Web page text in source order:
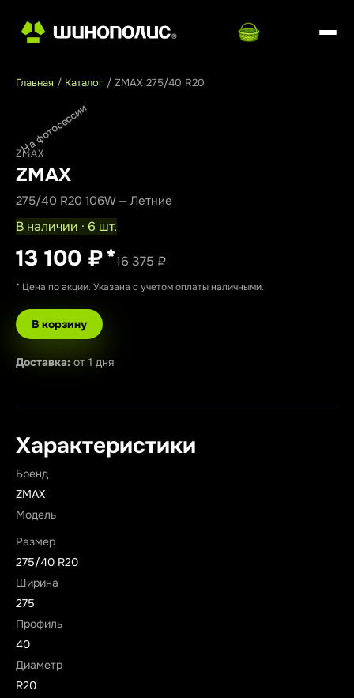
Главная / Каталог / ZMAX 275/40 R20
На фотосессии
ZMAX
ZMAX
275/40 R20 106W — Летние
В наличии · 6 шт.
13 100 ₽*16 375 ₽
* Цена по акции. Указана с учетом оплаты наличными.
В корзину
Доставка: от 1 дня
Характеристики
Бренд
ZMAX
Модель
Размер
275/40 R20
Ширина
275
Профиль
40
Диаметр
R20